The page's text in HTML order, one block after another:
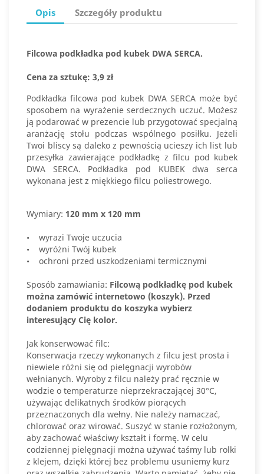
Opis Szczegóły produktu
Filcowa podkładka pod kubek DWA SERCA.
Cena za sztukę: 3,9 zł
Podkładka filcowa pod kubek DWA SERCA może być
sposobem na wyrażenie serdecznych uczuć. Możesz
ją podarować w prezencie lub przygotować specjalną
aranżację stołu podczas wspólnego posiłku. Jeżeli
Twoi bliscy są daleko z pewnością ucieszy ich list lub
przesyłka zawierające podkładkę z filcu pod kubek
DWA SERCA. Podkładka pod KUBEK dwa serca
wykonana jest z miękkiego filcu poliestrowego.
Wymiary: 120 mm x 120 mm
• wyrazi Twoje uczucia
• wyróżni Twój kubek
• ochroni przed uszkodzeniami termicznymi
Sposób zamawiania: Filcową podkładkę pod kubek
można zamówić internetowo (koszyk). Przed
dodaniem produktu do koszyka wybierz
interesujący Cię kolor.
Jak konserwować filc:
Konserwacja rzeczy wykonanych z filcu jest prosta i
niewiele różni się od pielęgnacji wyrobów
wełnianych. Wyroby z filcu należy prać ręcznie w
wodzie o temperaturze nieprzekraczającej 30°C,
używając delikatnych środków piorących
przeznaczonych dla wełny. Nie należy namaczać,
chlorować oraz wirować. Suszyć w stanie rozłożonym,
aby zachować właściwy kształt i formę. W celu
codziennej pielęgnacji można używać taśmy lub rolki
z klejem, dzięki której bez problemu usuniemy kurz